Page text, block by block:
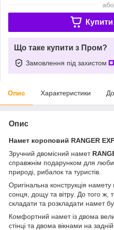
або
Купити
Що таке купити з Пром?
Замовлення під захистом
Опис Характеристики
Опис
Намет короповий RANGER
Зручний двомісний намет
справжнім подарунком для
природі, рибалок та туристів.
Оригінальна конструкція намету
сонця, дощу та вітру. До того ж,
складати та розкладати намет
Комфортний намет із двома
стінці та двома вікнами на